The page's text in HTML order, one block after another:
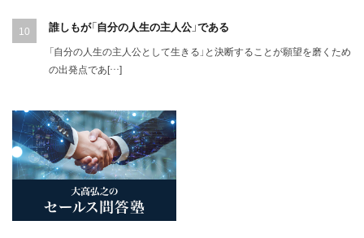
誰しもが「自分の人生の主人公」である
「自分の人生の主人公として生きる」と決断することが願望を磨くため
の出発点であ[…]